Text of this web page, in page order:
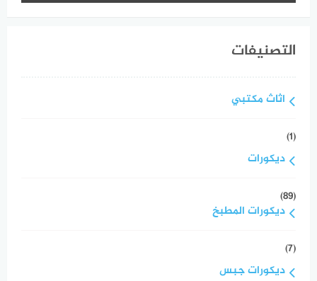
التصنيفات
اثاث مكتبي
(1)
ديكورات
(89)
ديكورات المطبخ
(7)
ديكورات جبس